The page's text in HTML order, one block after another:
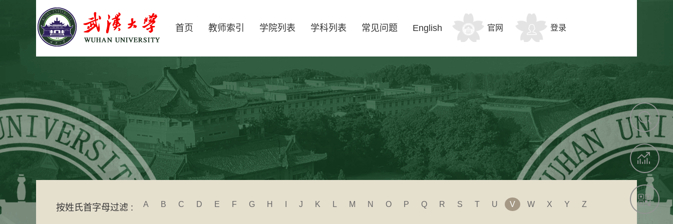
首页 教师索引 学院列表 学科列表 常见问题 English 官网 登录
按姓氏首字母过滤 : A B C D E F G H J K L M N O P Q R S T U V W X Y Z